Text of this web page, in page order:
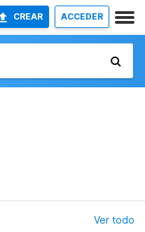
CREAR ACCEDER
Ver todo